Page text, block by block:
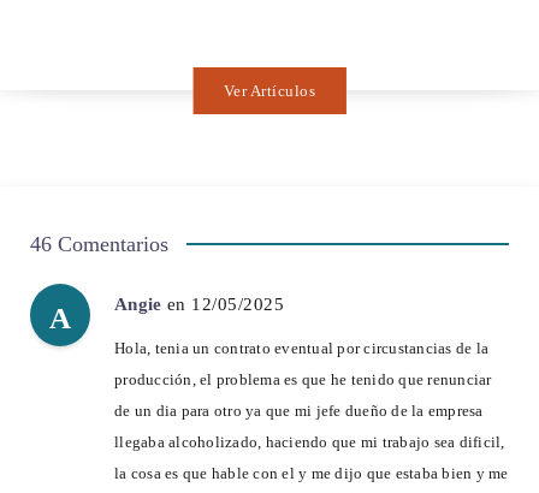
Ver Artículos
46 Comentarios
A Angie en 12/05/2025
Hola, tenia un contrato eventual por circustancias de la
producción, el problema es que he tenido que renunciar
de un dia para otro ya que mi jefe dueño de la empresa
llegaba alcoholizado, haciendo que mi trabajo sea dificil,
la cosa es que hable con el y me dijo que estaba bien y me